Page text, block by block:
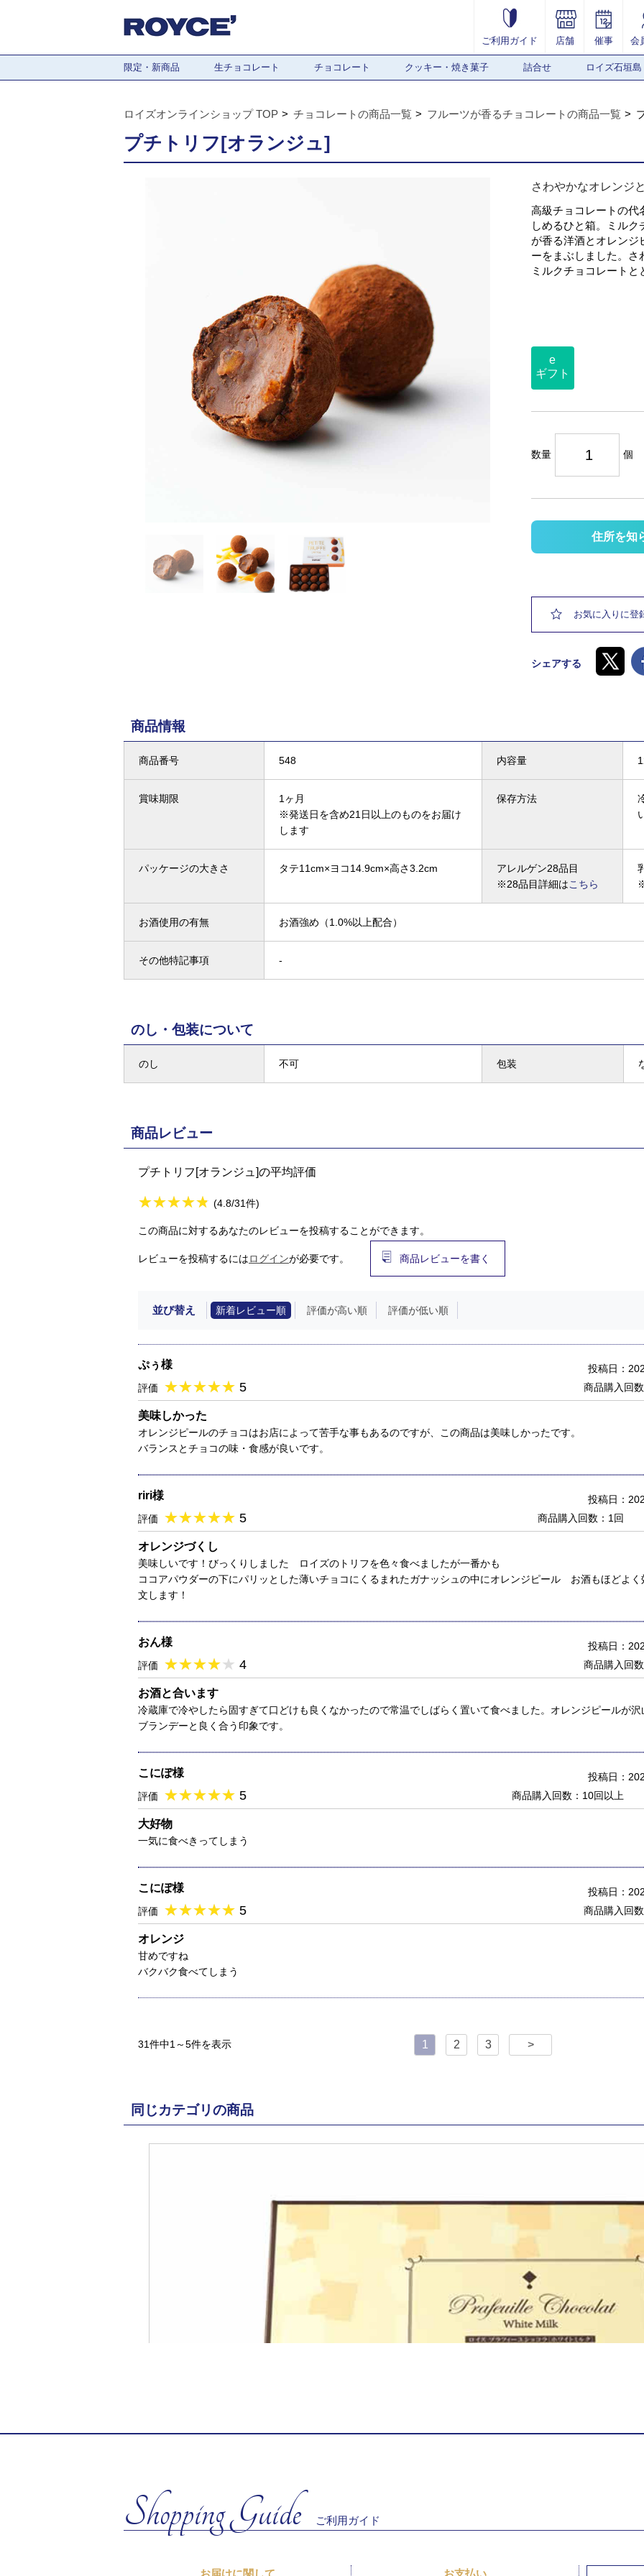
ご利用ガイド 店舗 催事 会
限定・新商品 生チョコレート チョコレート クッキー・焼き菓子 詰合せ ロイズ石垣島
ロイズオンラインショップ TOP チョコレートの商品一覧 フルーツが香るチョコレートの商品一覧
プチトリフ[オランジュ]
さわやかなオレンジ
高級チョコレートの代
しめるひと箱。ミル
が香る洋酒とオレンジ
ーをまぶしました。さ
ミルクチョコレートと
e
ギフト
数量 個
住所を知
お気に入りに登
シェアする
商品情報
商品番号 548 内容量
賞味期限
1ヶ月
※発送日を含め21日以上のものをお届け
します
保存方法
パッケージの大きさ タテ11cm×ヨコ14.9cm×高さ3.2cm
アレルゲン28品目
※28品目詳細はこちら
お酒使用の有無 お酒強め（1.0%以上配合）
その他特記事項 -
のし・包装について
のし 不可 包装
商品レビュー
プチトリフ[オランジュ]の平均評価
★★★★★
★★★★★ (4.8/31件)
この商品に対するあなたのレビューを投稿することができます。
レビューを投稿するにはログインが必要です。 商品レビューを書く
並び替え 新着レビュー順 評価が高い順 評価が低い順
ぷぅ様
評価 ★★★★★
★★★★★ 5
投稿日：
商品購入回
美味しかった
オレンジピールのチョコはお店によって苦手な事もあるのですが、この商品は美味しかったです。
バランスとチョコの味・食感が良いです。
riri様
評価 ★★★★★
★★★★★ 5
投稿日：
商品購入回数：1回
オレンジづくし
美味しいです！びっくりしました ロイズのトリフを色々食べましたが一番かも
ココアパウダーの下にパリッとした薄いチョコにくるまれたガナッシュの中にオレンジピール お酒もほどよ
文します！
おん様
評価 ★★★★★
★★★★★ 4
投稿日：
商品購入回
お酒と合います
冷蔵庫で冷やしたら固すぎて口どけも良くなかったので常温でしばらく置いて食べました。オレンジピールが
ブランデーと良く合う印象です。
こにぽ様
評価 ★★★★★
★★★★★ 5
投稿日：
商品購入回数：10回以上
大好物
一気に食べきってしまう
こにぽ様
評価 ★★★★★
★★★★★ 5
投稿日：
商品購入回
オレンジ
甘めですね
バクバク食べてしまう
31件中1～5件を表示 1 2 3 >
同じカテゴリの商品
Shopping Guide ご利用ガイド
お届けに関して お支払い